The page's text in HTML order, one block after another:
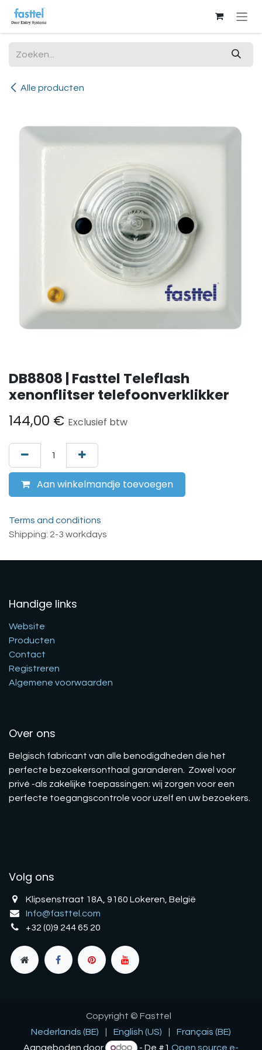
Overslaan naar inhoud
Alle producten
DB8808 | Fasttel Teleflash
xenonflitser telefoonverklikker
144,00 € Exclusief btw
Aan winkelmandje toevoegen
Terms and conditions
Shipping: 2-3 workdays
Handige links
Website
Producten
Contact
Registreren
Algemene voorwaarden
Over ons
Belgisch fabricant van alle benodigdheden die het
perfecte bezoekersonthaal garanderen. Zowel voor
privé -als zakelijke toepassingen: wij zorgen voor een
perfecte toegangscontrole voor uzelf en uw bezoekers.
Volg ons
Klipsenstraat 18A, 9160 Lokeren, België
Info@fasttel.com
+32 (0)9 244 65 20
Copyright © Fasttel
Nederlands (BE)
English (US)
Français (BE)
Aangeboden door
- De #1 Open source e-